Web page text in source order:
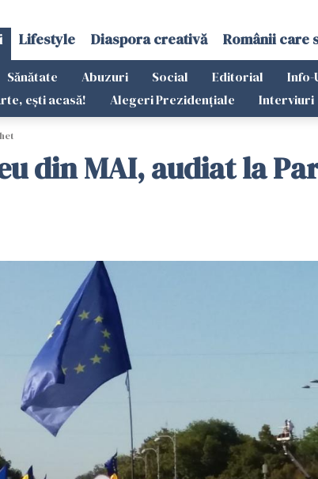
Lifestyle Diaspora creativă Românii care
Sănătate Abuzuri Social Editorial Info-
ești acasă! Alegeri Prezidențiale Interviuri
din MAI, audiat la